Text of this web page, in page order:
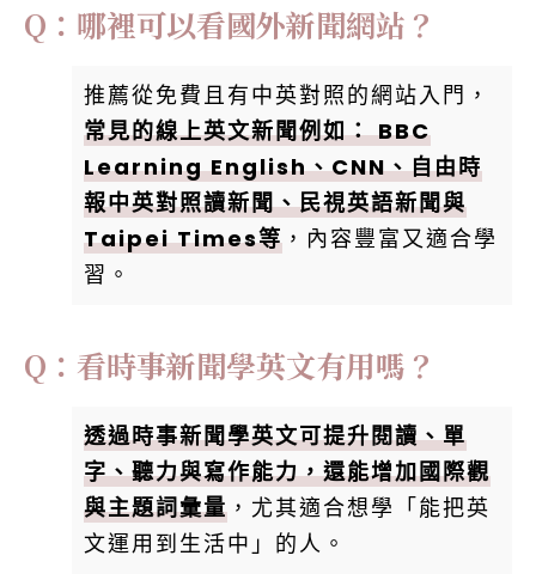
Q：哪裡可以看國外新聞網站？
推薦從免費且有中英對照的網站入門，
常見的線上英文新聞例如： BBC
Learning English、CNN、自由時
報中英對照讀新聞、民視英語新聞與
Taipei Times等 ，內容豐富又適合學
習。
Q：看時事新聞學英文有用嗎？
透過時事新聞學英文可提升閱讀、單
字、聽力與寫作能力，還能增加國際觀
與主題詞彙量 ，尤其適合想學「能把英
文運用到生活中」的人。